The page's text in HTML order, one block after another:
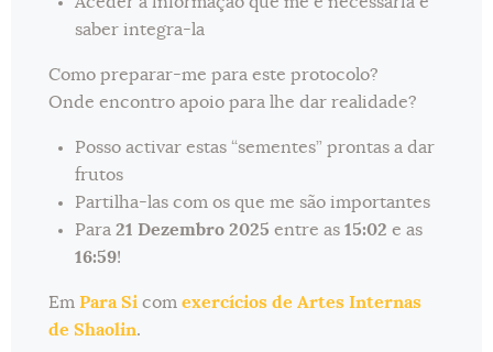
saber integra-la
Como preparar-me para este protocolo?
Onde encontro apoio para lhe dar realidade?
Posso activar estas “sementes” prontas a dar
frutos
Partilha-las com os que me são importantes
Para 21 Dezembro 2025 entre as15:02 e as
16:59!
EmPara Si comexercícios de Artes Internas
de Shaolin.